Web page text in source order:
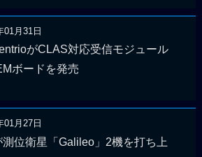
01月31日
がCLAS対応受信モジュール
ボードを発売
01月27日
測位衛星「Galileo」2機を打ち上